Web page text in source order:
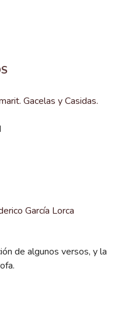
Gacelas y Casidas.
García Lorca
de algunos versos, y la